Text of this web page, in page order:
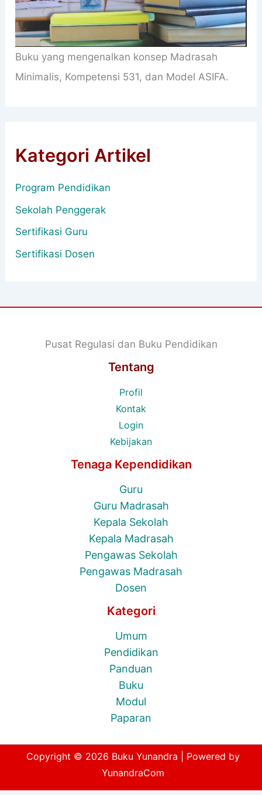
Buku yang mengenalkan konsep Madrasah
Minimalis, Kompetensi 531, dan Model ASIFA.
Kategori Artikel
Program Pendidikan
Sekolah Penggerak
Sertifikasi Guru
Sertifikasi Dosen
Pusat Regulasi dan Buku Pendidikan
Tentang
Profil
Kontak
Login
Kebijakan
Tenaga Kependidikan
Guru
Guru Madrasah
Kepala Sekolah
Kepala Madrasah
Pengawas Sekolah
Pengawas Madrasah
Dosen
Kategori
Umum
Pendidikan
Panduan
Buku
Modul
Paparan
Copyright © 2026 Buku Yunandra | Powered by
YunandraCom